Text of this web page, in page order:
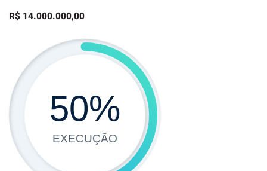
R$ 14.000.000,00
50%
EXECUÇÃO